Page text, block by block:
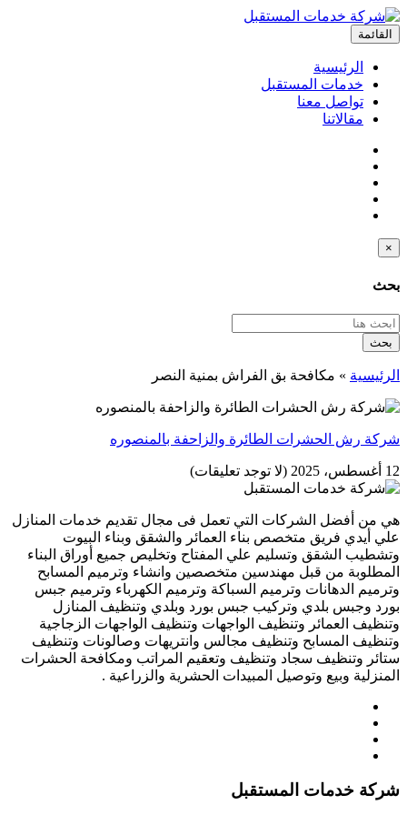
القائمة
الرئيسية
خدمات المستقبل
تواصل معنا
مقالاتنا
×
بحث
بحث
الرئيسية » مكافحة بق الفراش بمنية النصر
شركة رش الحشرات الطائرة والزاحفة بالمنصوره
12 أغسطس، 2025 (لا توجد تعليقات)
هي من أفضل الشركات التي تعمل فى مجال تقديم خدمات المنازل
علي أيدي فريق متخصص بناء العمائر والشقق وبناء البيوت
وتشطيب الشقق وتسليم علي المفتاح وتخليص جميع أوراق البناء
المطلوبة من قبل مهندسين متخصصين وانشاء وترميم المسابح
وترميم الدهانات وترميم السباكة وترميم الكهرباء وترميم جبس
بورد وجبس بلدي وتركيب جبس بورد وبلدي وتنظيف المنازل
وتنظيف العمائر وتنظيف الواجهات وتنظيف الواجهات الزجاجية
وتنظيف المسابح وتنظيف مجالس وانتريهات وصالونات وتنظيف
ستائر وتنظيف سجاد وتنظيف وتعقيم المراتب ومكافحة الحشرات
المنزلية وبيع وتوصيل المبيدات الحشرية والزراعية .
شركة خدمات المستقبل